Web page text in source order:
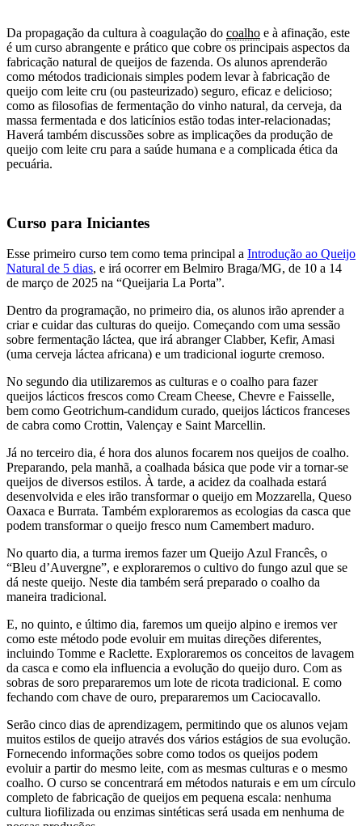
Da propagação da cultura à coagulação do coalho e à afinação, este
é um curso abrangente e prático que cobre os principais aspectos da
fabricação natural de queijos de fazenda. Os alunos aprenderão
como métodos tradicionais simples podem levar à fabricação de
queijo com leite cru (ou pasteurizado) seguro, eficaz e delicioso;
como as filosofias de fermentação do vinho natural, da cerveja, da
massa fermentada e dos laticínios estão todas inter-relacionadas;
Haverá também discussões sobre as implicações da produção de
queijo com leite cru para a saúde humana e a complicada ética da
pecuária.
Curso para Iniciantes
Esse primeiro curso tem como tema principal a Introdução ao Queijo
Natural de 5 dias, e irá ocorrer em Belmiro Braga/MG, de 10 a 14
de março de 2025 na “Queijaria La Porta”.
Dentro da programação, no primeiro dia, os alunos irão aprender a
criar e cuidar das culturas do queijo. Começando com uma sessão
sobre fermentação láctea, que irá abranger Clabber, Kefir, Amasi
(uma cerveja láctea africana) e um tradicional iogurte cremoso.
No segundo dia utilizaremos as culturas e o coalho para fazer
queijos lácticos frescos como Cream Cheese, Chevre e Faisselle,
bem como Geotrichum-candidum curado, queijos lácticos franceses
de cabra como Crottin, Valençay e Saint Marcellin.
Já no terceiro dia, é hora dos alunos focarem nos queijos de coalho.
Preparando, pela manhã, a coalhada básica que pode vir a tornar-se
queijos de diversos estilos. À tarde, a acidez da coalhada estará
desenvolvida e eles irão transformar o queijo em Mozzarella, Queso
Oaxaca e Burrata. Também exploraremos as ecologias da casca que
podem transformar o queijo fresco num Camembert maduro.
No quarto dia, a turma iremos fazer um Queijo Azul Francês, o
“Bleu d’Auvergne”, e exploraremos o cultivo do fungo azul que se
dá neste queijo. Neste dia também será preparado o coalho da
maneira tradicional.
E, no quinto, e último dia, faremos um queijo alpino e iremos ver
como este método pode evoluir em muitas direções diferentes,
incluindo Tomme e Raclette. Exploraremos os conceitos de lavagem
da casca e como ela influencia a evolução do queijo duro. Com as
sobras de soro prepararemos um lote de ricota tradicional. E como
fechando com chave de ouro, prepararemos um Caciocavallo.
Serão cinco dias de aprendizagem, permitindo que os alunos vejam
muitos estilos de queijo através dos vários estágios de sua evolução.
Fornecendo informações sobre como todos os queijos podem
evoluir a partir do mesmo leite, com as mesmas culturas e o mesmo
coalho. O curso se concentrará em métodos naturais e em um círculo
completo de fabricação de queijos em pequena escala: nenhuma
cultura liofilizada ou enzimas sintéticas será usada em nenhuma de